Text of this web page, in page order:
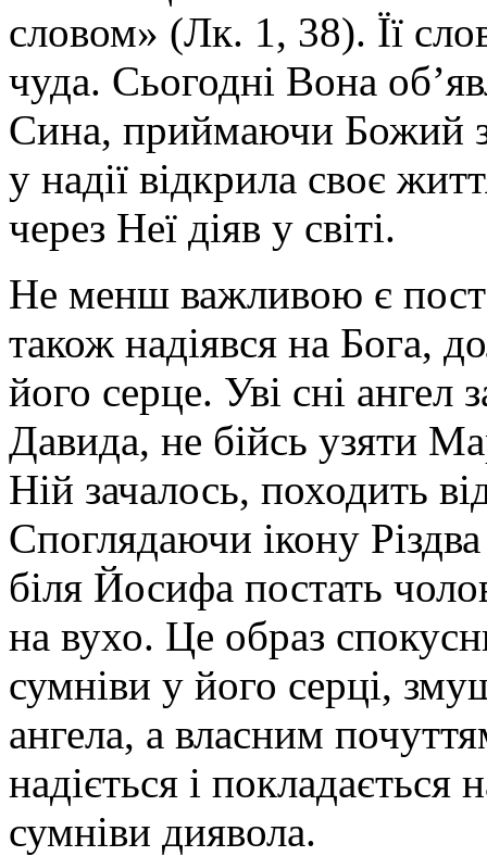
словом» (Лк. 1, 38). Її
чуда. Сьогодні Вона
Сина, приймаючи Божий
у надії відкрила своє
через Неї діяв у світі.
Не менш важливою є
також надіявся на Бога,
його серце. Уві сні
Давида, не бійсь узяти
Ній зачалось, походить
Споглядаючи ікону
біля Йосифа постать
на вухо. Це образ
сумніви у його серці,
ангела, а власним
надіється і
сумніви диявола.